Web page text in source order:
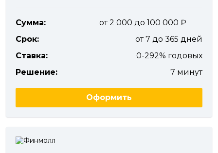
Сумма:
от 2 000 до 100 000
Срок:
от 7 до 365 дней
Ставка:
0-292% годовых
Решение:
7 минут
Оформить